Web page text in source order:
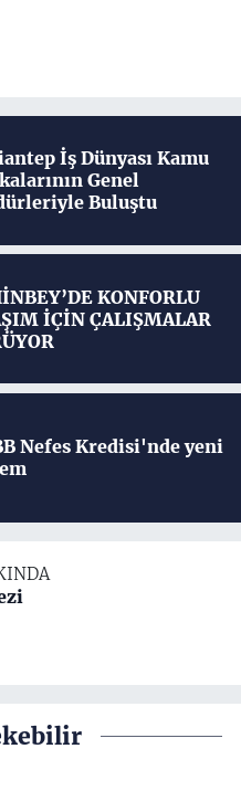
İş Dünyası Kamu
Genel
Buluştu
KONFORLU
İÇİN ÇALIŞMALAR
Nefes Kredisi'nde yeni